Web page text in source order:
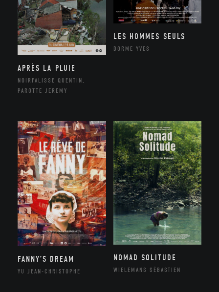
APRÈS LA PLUIE
NOIRFALISSE QUENTIN,
PAROTTE JEREMY
LES HOMMES SEULS
DORME YVES
FANNY’S DREAM
YU JEAN-CHRISTOPHE
NOMAD SOLITUDE
WIELEMANS SÉBASTIEN